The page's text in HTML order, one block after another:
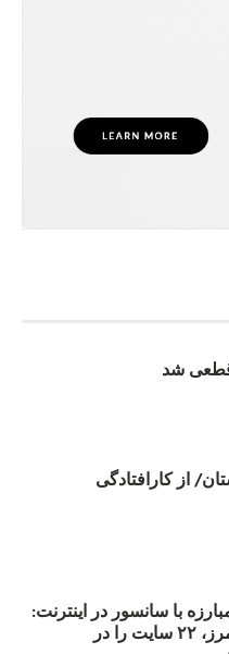
شد
از کارافتادگی
مبارزه با سانسور در اینترنت:
#آزادی هم‌آیند گزارشگران‌ بدون مرز، ۲۲ سایت را در